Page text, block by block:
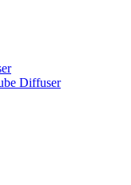
Diffuser